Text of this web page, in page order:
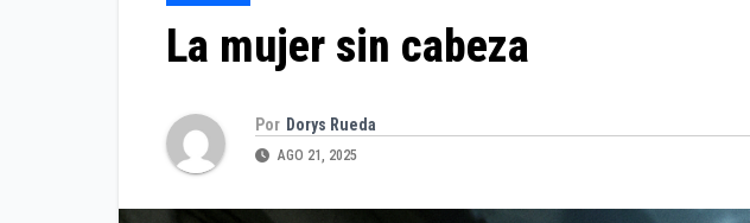
La mujer sin cabeza
Por Dorys Rueda
AGO 21, 2025